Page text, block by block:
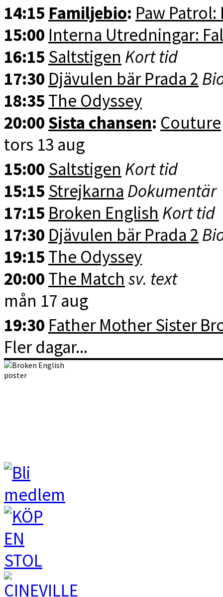
14:15 Familjebio: Paw
15:00 Interna Utredningar:
16:15 Saltstigen Kort tid
17:30 Djävulen bär Prada 2
18:35 The Odyssey
20:00 Sista chansen: Couture
tors 13 aug
15:00 Saltstigen Kort tid
15:15 Strejkarna Dokumentär
17:15 Broken English Kort tid
17:30 Djävulen bär Prada 2
19:15 The Odyssey
20:00 The Match sv. text
mån 17 aug
19:30 Father Mother Sister
Fler dagar...